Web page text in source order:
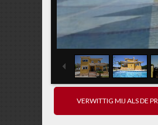
VERWITTIG MIJ ALS DE